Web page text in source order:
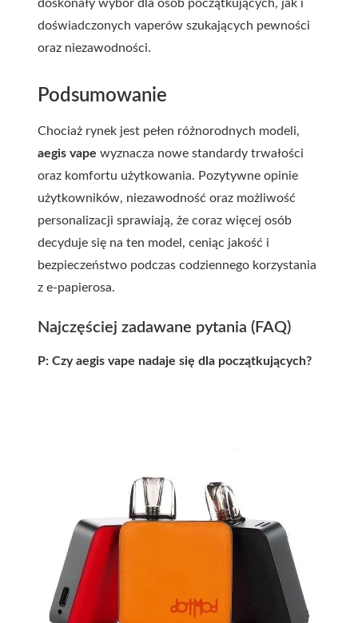
doskonały wybór dla osób początkujących, jak i
doświadczonych vaperów szukających pewności
oraz niezawodności.
Podsumowanie
Chociaż rynek jest pełen różnorodnych modeli,
aegis vape wyznacza nowe standardy trwałości
oraz komfortu użytkowania. Pozytywne opinie
użytkowników, niezawodność oraz możliwość
personalizacji sprawiają, że coraz więcej osób
decyduje się na ten model, ceniąc jakość i
bezpieczeństwo podczas codziennego korzystania
z e-papierosa.
Najczęściej zadawane pytania (FAQ)
P: Czy aegis vape nadaje się dla początkujących?